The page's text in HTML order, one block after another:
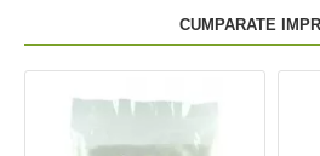
CUMPARATE